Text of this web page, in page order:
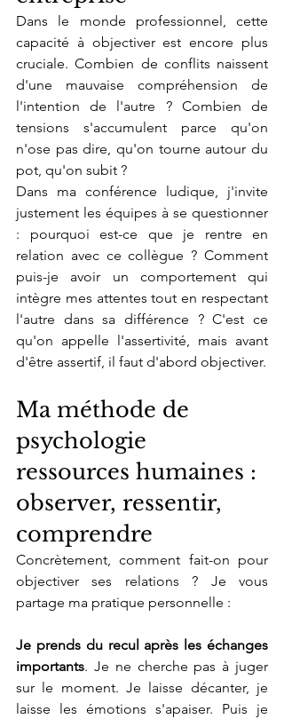
Dans le monde professionnel, cette
capacité à objectiver est encore plus
cruciale. Combien de conflits naissent
d'une mauvaise compréhension de
l'intention de l'autre ? Combien de
tensions s'accumulent parce qu'on
n'ose pas dire, qu'on tourne autour du
pot, qu'on subit ?
Dans ma conférence ludique, j'invite
justement les équipes à se questionner
: pourquoi est-ce que je rentre en
relation avec ce collègue ? Comment
puis-je avoir un comportement qui
intègre mes attentes tout en respectant
l'autre dans sa différence ? C'est ce
qu'on appelle l'assertivité, mais avant
d'être assertif, il faut d'abord objectiver.
Ma méthode de
psychologie
ressources humaines :
observer, ressentir,
comprendre
Concrètement, comment fait-on pour
objectiver ses relations ? Je vous
partage ma pratique personnelle :
Je prends du recul après les échanges
importants. Je ne cherche pas à juger
sur le moment. Je laisse décanter, je
laisse les émotions s'apaiser. Puis je